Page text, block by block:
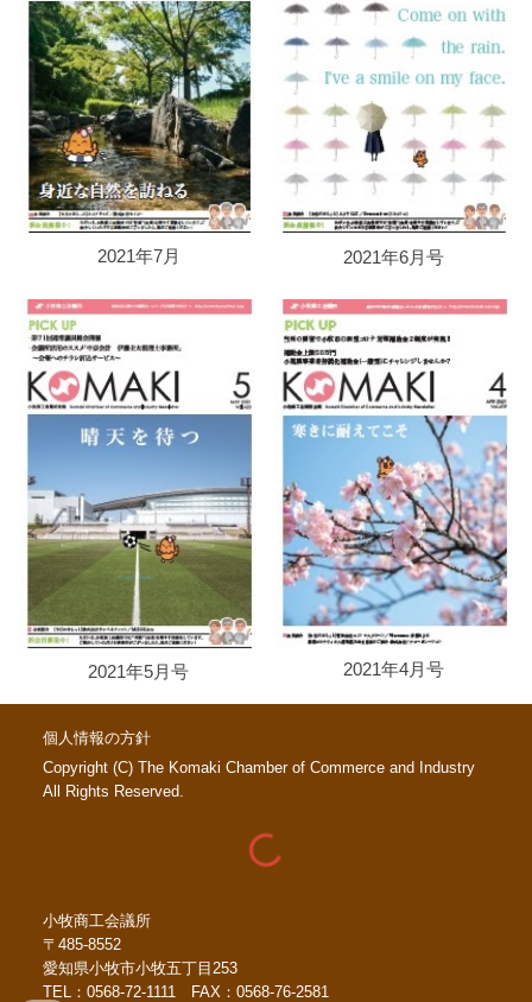
2021年7月 2021年6月号
2021年5月号 2021年4月号
個人情報の方針
Copyright (C) The Komaki Chamber of Commerce and Industry
All Rights Reserved.
小牧商工会議所
〒485-8552
愛知県小牧市小牧五丁目253
TEL：0568-72-1111 FAX：0568-76-2581